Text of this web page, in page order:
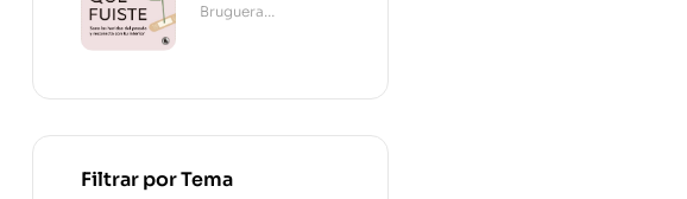
Bruguera
Filtrar por Tema